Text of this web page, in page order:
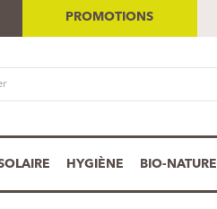
PROMOTIONS
HYGIÈNE BIO-NATURE